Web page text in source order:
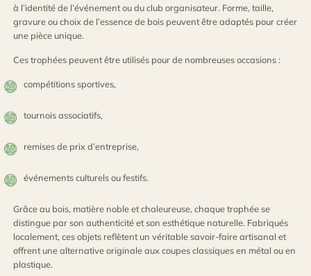
à l’identité de l’événement ou du club organisateur. Forme, taille,
gravure ou choix de l’essence de bois peuvent être adaptés pour créer
une pièce unique.
Ces trophées peuvent être utilisés pour de nombreuses occasions :
compétitions sportives,
tournois associatifs,
remises de prix d’entreprise,
événements culturels ou festifs.
Grâce au bois, matière noble et chaleureuse, chaque trophée se
distingue par son authenticité et son esthétique naturelle. Fabriqués
localement, ces objets reflètent un véritable savoir-faire artisanal et
offrent une alternative originale aux coupes classiques en métal ou en
plastique.